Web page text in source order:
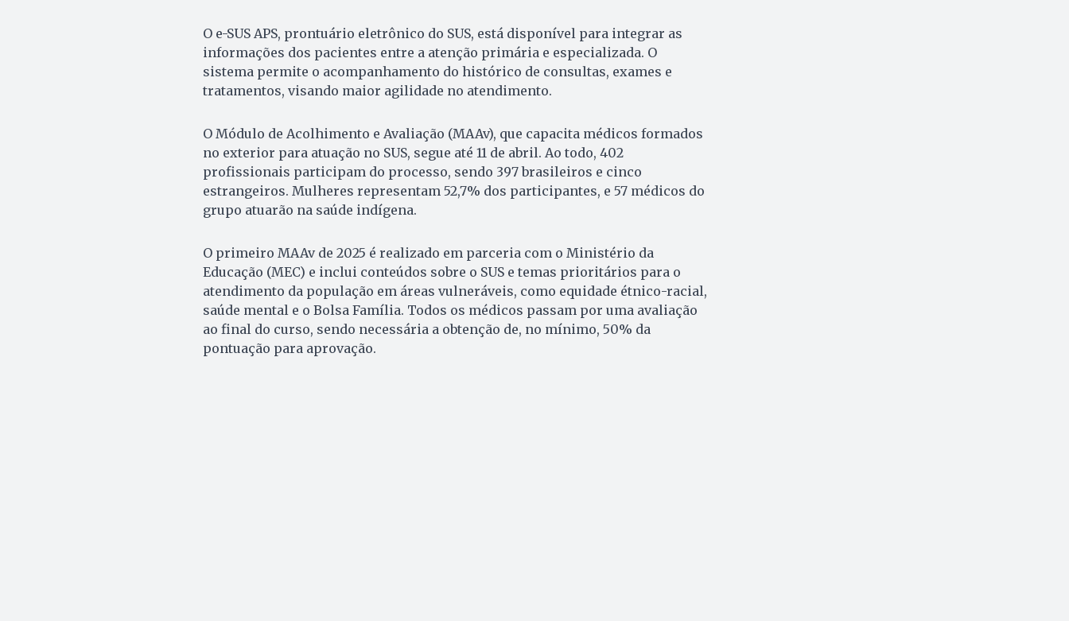
O e-SUS APS, prontuário eletrônico do SUS, está disponível para integrar as
informações dos pacientes entre a atenção primária e especializada. O
sistema permite o acompanhamento do histórico de consultas, exames e
tratamentos, visando maior agilidade no atendimento.
O Módulo de Acolhimento e Avaliação (MAAv), que capacita médicos formados
no exterior para atuação no SUS, segue até 11 de abril. Ao todo, 402
profissionais participam do processo, sendo 397 brasileiros e cinco
estrangeiros. Mulheres representam 52,7% dos participantes, e 57 médicos do
grupo atuarão na saúde indígena.
O primeiro MAAv de 2025 é realizado em parceria com o Ministério da
Educação (MEC) e inclui conteúdos sobre o SUS e temas prioritários para o
atendimento da população em áreas vulneráveis, como equidade étnico-racial,
saúde mental e o Bolsa Família. Todos os médicos passam por uma avaliação
ao final do curso, sendo necessária a obtenção de, no mínimo, 50% da
pontuação para aprovação.